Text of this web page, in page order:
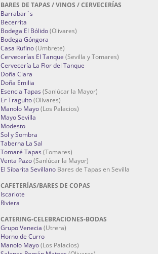
BARES DE TAPAS / VINOS / CERVECERÍAS
Barrabar´s
Becerrita
Bodega El Bólido(Olivares)
Bodega Góngora
Casa Rufino(Umbrete)
Cervecerías El Tanque (Sevilla y Tomares)
Cervecería La Flor del Tanque
Doña Clara
Doña Emilia
Esencia Tapas (Sanlúcar la Mayor)
Er Traguito(Olivares)
Manolo Mayo(Los Palacios)
Mayo Sevilla
Modesto
Sol y Sombra
Taberna La Sal
Tomaré Tapas (Tomares)
Venta Pazo(Sanlúcar la Mayor)
El Sibarita Sevillano Bares de Tapas en Sevilla
CAFETERÍAS/BARES DE COPAS
Iscariote
Riviera
CATERING-CELEBRACIONES-BODAS
Grupo Venecia (Utrera)
Horno de Curro
Manolo Mayo(Los Palacios)